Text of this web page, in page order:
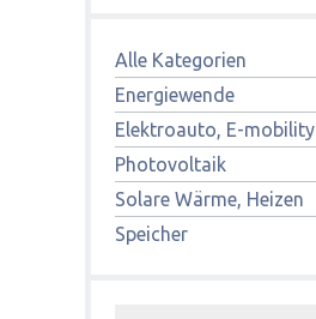
Alle Kategorien
Energiewende
Elektroauto, E-mobility
Photovoltaik
Solare Wärme, Heizen
Speicher